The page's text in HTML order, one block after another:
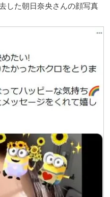
した朝日奈央さんの顔写真